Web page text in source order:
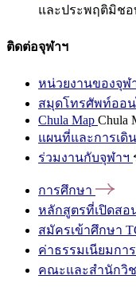
และประพฤติมิชอ
ติดต่อจุฬาฯ
หน่วยงานของจุฬ
สมุดโทรศัพท์ออ
Chula Map Chula
แผนที่และการเดิ
ร่วมงานกับจุฬาฯ
การศึกษา
หลักสูตรที่เปิดสอ
สมัครเข้าศึกษา
ค่าธรรมเนียมกา
คณะและสำนักวิ